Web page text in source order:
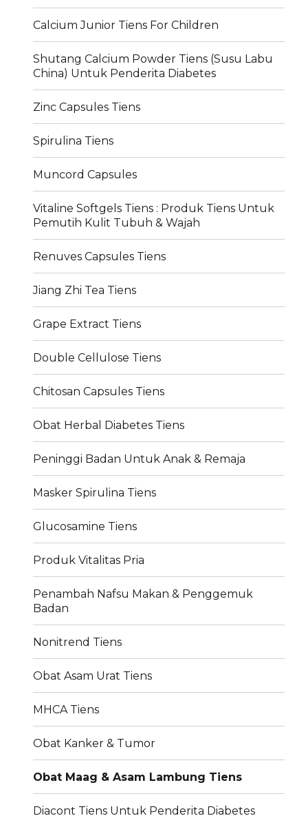
Calcium Junior Tiens For Children
Shutang Calcium Powder Tiens (Susu Labu
China) Untuk Penderita Diabetes
Zinc Capsules Tiens
Spirulina Tiens
Muncord Capsules
Vitaline Softgels Tiens : Produk Tiens Untuk
Pemutih Kulit Tubuh & Wajah
Renuves Capsules Tiens
Jiang Zhi Tea Tiens
Grape Extract Tiens
Double Cellulose Tiens
Chitosan Capsules Tiens
Obat Herbal Diabetes Tiens
Peninggi Badan Untuk Anak & Remaja
Masker Spirulina Tiens
Glucosamine Tiens
Produk Vitalitas Pria
Penambah Nafsu Makan & Penggemuk
Badan
Nonitrend Tiens
Obat Asam Urat Tiens
MHCA Tiens
Obat Kanker & Tumor
Obat Maag & Asam Lambung Tiens
Diacont Tiens Untuk Penderita Diabetes